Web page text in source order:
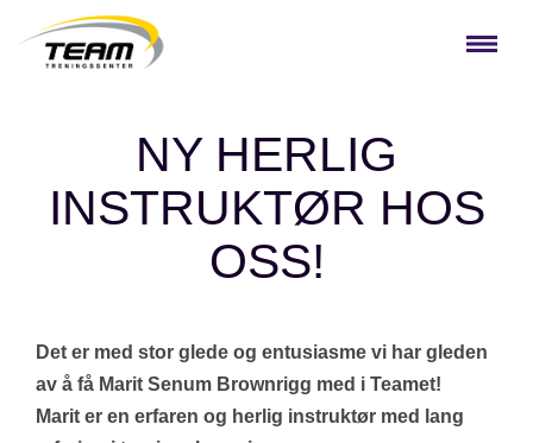
NY HERLIG
INSTRUKTØR HOS
OSS!
Det er med stor glede og entusiasme vi har gleden
av å få Marit Senum Brownrigg med i Teamet!
Marit er en erfaren og herlig instruktør med lang